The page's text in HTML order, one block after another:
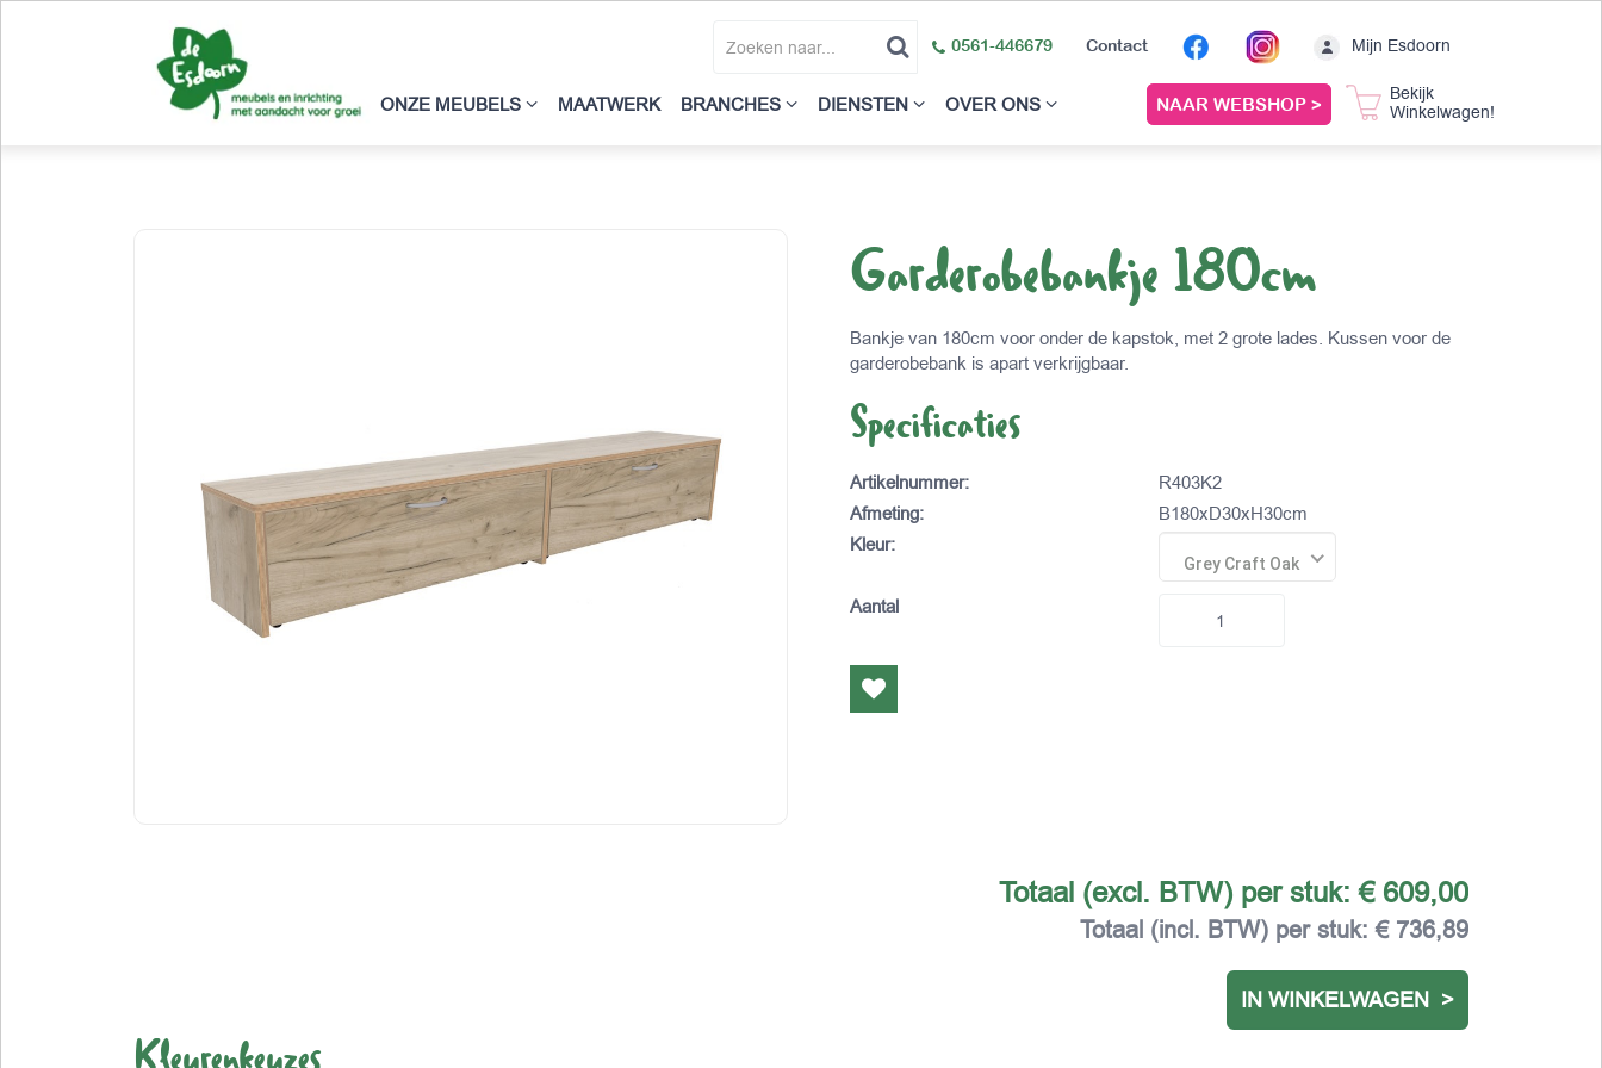
0561-446679 Contact Mijn Esdoorn
ONZE MEUBELS MAATWERK BRANCHES DIENSTEN OVER ONS NAAR WEBSHOP >
Bekijk
Winkelwagen!
Garderobebankje 180cm
Bankje van 180cm voor onder de kapstok, met 2 grote lades. Kussen voor de
garderobebank is apart verkrijgbaar.
Specificaties
Artikelnummer:
R403K2
Afmeting:
B180xD30xH30cm
Kleur:
Grey Craft Oak
Aantal
Totaal (excl. BTW) per stuk:€ 609,00
Totaal (incl. BTW) per stuk:€ 736,89
IN WINKELWAGEN >
Kleurenkeuzes